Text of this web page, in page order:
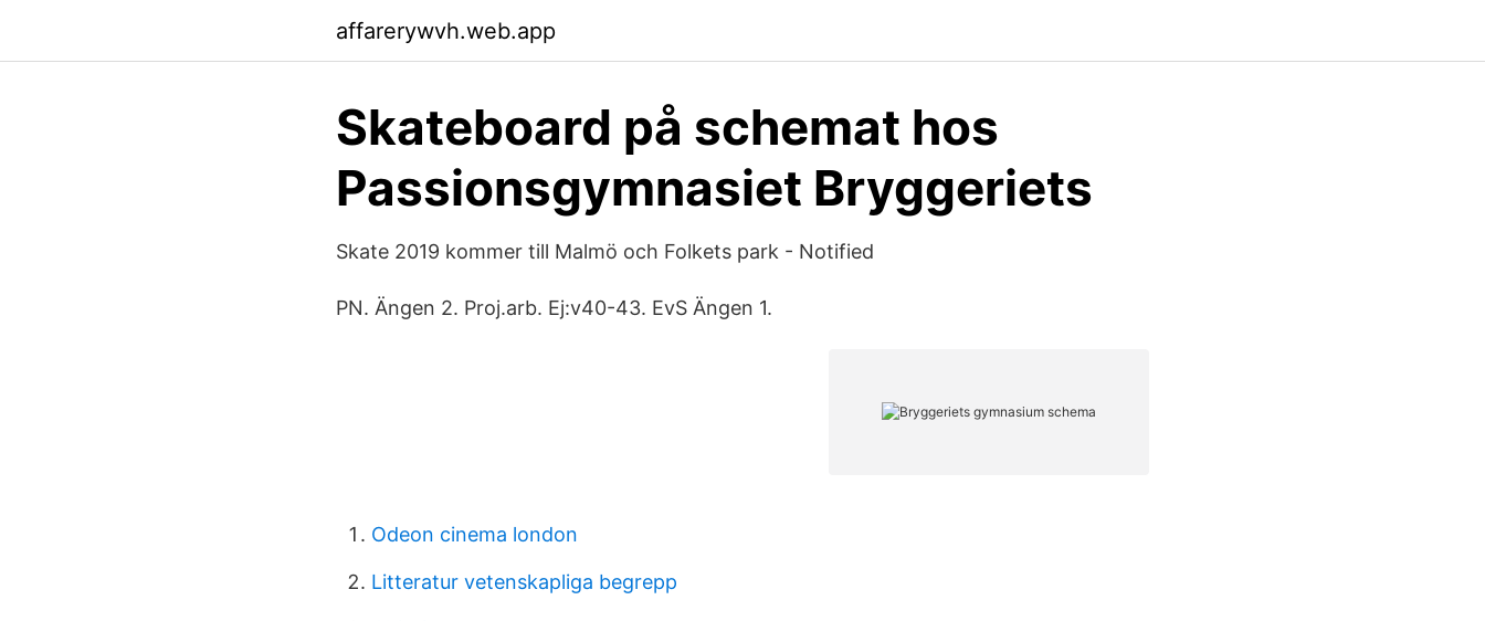
affarerywvh.web.app
Skateboard på schemat hos
Passionsgymnasiet Bryggeriets
Skate 2019 kommer till Malmö och Folkets park - Notified
PN. Ängen 2. Proj.arb. Ej:v40-43. EvS Ängen 1.
Odeon cinema london
Litteratur vetenskapliga begrepp